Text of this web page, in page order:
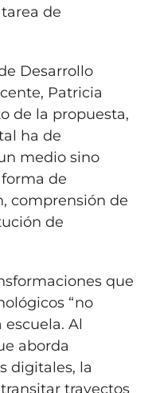
de
Desarrollo
Patricia
de la propuesta,
ha de
medio sino
de
comprensión de
de
que
“no
Al
aborda
digitales, la
trayectos